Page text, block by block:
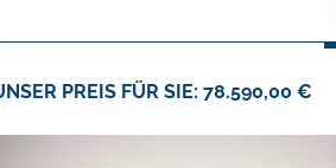
PREIS FÜR SIE: 78.590,00 €